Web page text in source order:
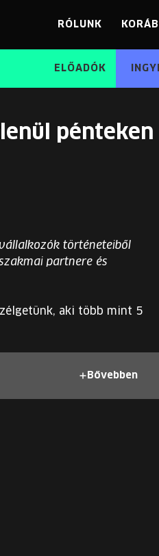
RÓLUNK
ELŐADÓK
pénteken
történeteiből
partnere és
aki több mint 5
Bővebben